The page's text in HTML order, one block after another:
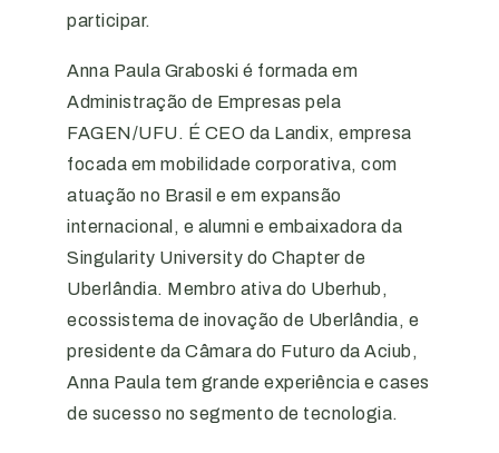
participar.
Anna Paula Graboski é formada em
Administração de Empresas pela
FAGEN/UFU. É CEO da Landix, empresa
focada em mobilidade corporativa, com
atuação no Brasil e em expansão
internacional, e alumni e embaixadora da
Singularity University do Chapter de
Uberlândia. Membro ativa do Uberhub,
ecossistema de inovação de Uberlândia, e
presidente da Câmara do Futuro da Aciub,
Anna Paula tem grande experiência e cases
de sucesso no segmento de tecnologia.